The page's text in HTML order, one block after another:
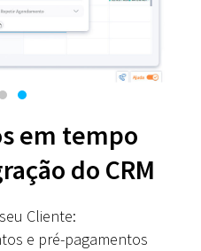
em tempo
do CRM
Cliente:
e pré-pagamentos